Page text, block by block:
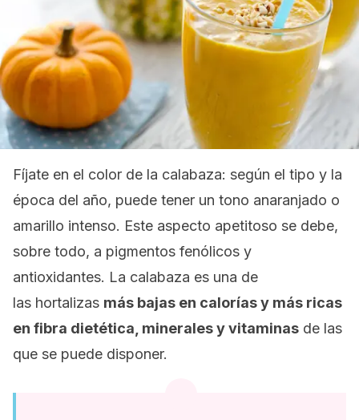
Fíjate en el color de la calabaza: según el tipo y la
época del año, puede tener un tono anaranjado o
amarillo intenso. Este aspecto apetitoso se debe,
sobre todo, a pigmentos fenólicos y
antioxidantes. La calabaza es una de
las hortalizas más bajas en calorías y más ricas
en fibra dietética, minerales y vitaminas de las
que se puede disponer.